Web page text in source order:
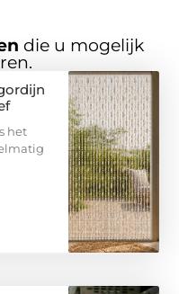
die u mogelijk
het